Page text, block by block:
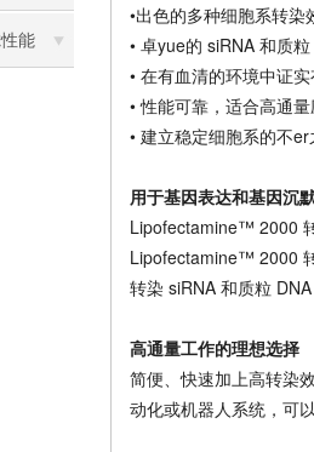
能
•出色的多种细胞系转
• 卓yue的 siRNA 和质
• 在有血清的环境中证
• 性能可靠，适合高通
• 建立稳定细胞系的不
用于基因表达和基因沉
Lipofectamine™ 2000
Lipofectamine™ 2000
转染 siRNA 和质粒
高通量工作的理想选择
简便、快速加上高转染
动化或机器人系统，可